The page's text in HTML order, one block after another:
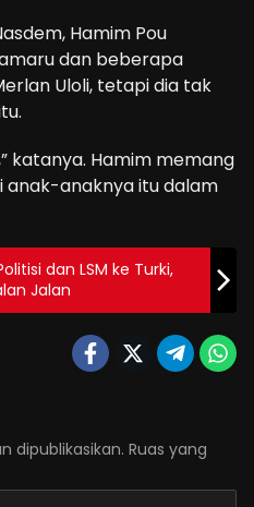
Hamim Pou
dan beberapa
Uloli, tetapi dia tak
katanya. Hamim memang
anaknya itu dalam
dan LSM ke Turki,
Jalan
dipublikasikan. Ruas yang